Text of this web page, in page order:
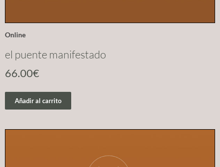
Online
el puente manifestado
66.00€
Añadir al carrito